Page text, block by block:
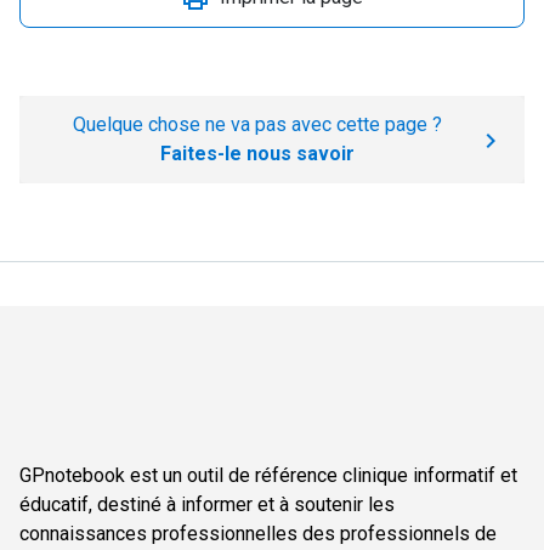
Quelque chose ne va pas avec cette page ?
Faites-le nous savoir
GPnotebook est un outil de référence clinique informatif et
éducatif, destiné à informer et à soutenir les
connaissances professionnelles des professionnels de